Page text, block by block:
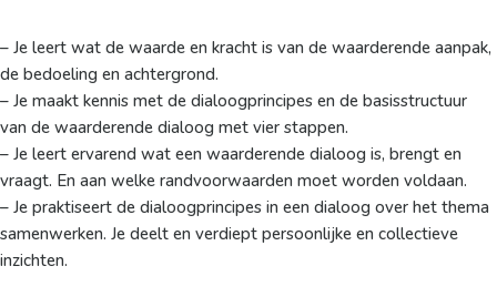
– Je leert wat de waarde en kracht is van de waarderende aanpak,
de bedoeling en achtergrond.
– Je maakt kennis met de dialoogprincipes en de basisstructuur
van de waarderende dialoog met vier stappen.
– Je leert ervarend wat een waarderende dialoog is, brengt en
vraagt. En aan welke randvoorwaarden moet worden voldaan.
– Je praktiseert de dialoogprincipes in een dialoog over het thema
samenwerken. Je deelt en verdiept persoonlijke en collectieve
inzichten.